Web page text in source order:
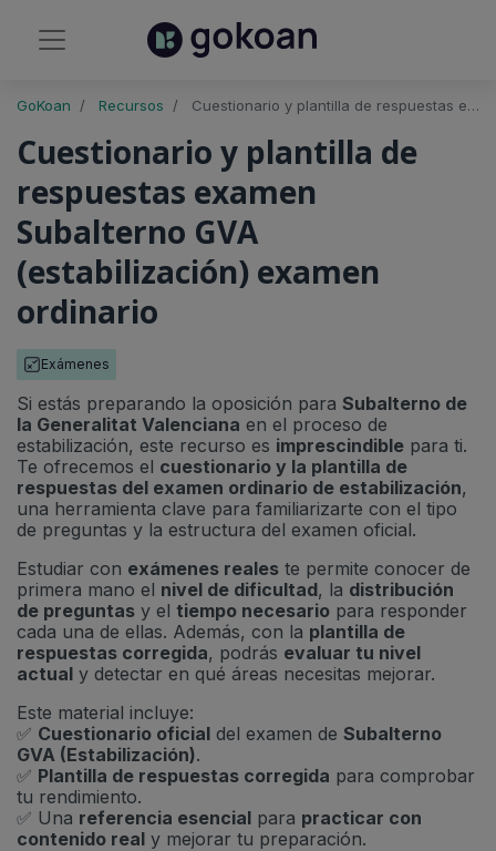
GoKoan Recursos Cuestionario y plantilla de respuestas examen Subalterno GVA (estabilización) examen ordinario
Cuestionario y plantilla de
respuestas examen
Subalterno GVA
(estabilización) examen
ordinario
Exámenes
Si estás preparando la oposición para Subalterno de
la Generalitat Valenciana en el proceso de
estabilización, este recurso es imprescindible para ti.
Te ofrecemos el cuestionario y la plantilla de
respuestas del examen ordinario de estabilización,
una herramienta clave para familiarizarte con el tipo
de preguntas y la estructura del examen oficial.
Estudiar con exámenes reales te permite conocer de
primera mano el nivel de dificultad, la distribución
de preguntas y el tiempo necesario para responder
cada una de ellas. Además, con la plantilla de
respuestas corregida, podrás evaluar tu nivel
actual y detectar en qué áreas necesitas mejorar.
Este material incluye:
✅ Cuestionario oficial del examen de Subalterno
GVA (Estabilización).
✅ Plantilla de respuestas corregida para comprobar
tu rendimiento.
✅ Una referencia esencial para practicar con
contenido real y mejorar tu preparación.